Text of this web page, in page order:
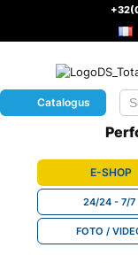
Catalogus
E-SHOP
24/24 - 7/7
FOTO /